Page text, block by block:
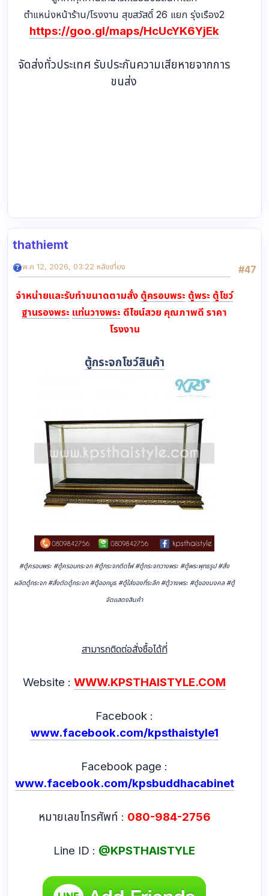
ตำแหน่งหน้าร้าน/โรงงาน สุขสวัสดิ์ 26 แยก รุ่งเรือง2
https://goo.gl/maps/HcUcYK6YjEk
จัดส่งทั่วประเทศ รับประกันความเสียหายจากการ
ขนส่ง
thathiemt
#47
พ.ค 12, 2026, 03:22 หลังเที่ยง
จำหน่ายและรับทำขนาดตามสั่ง ตู้ครอบพระ ตู้พระ ตู้โชว์
ฐานรองพระ แท่นวางพระ ดีไซน์สวย คุณภาพดี ราคา
โรงงาน
ตู้กระจกโชว์สินค้า
#ตู้ครอบพระ #ตู้ครอบกระจก #ตู้กระจกติดไฟ #ตู้กระจกวางพระ #ตู้พระพุทธรูป #สั่ง
ผลิตตู้กระจก #สั่งตัดตู้กระจก #ตู้ออกบูธ #ตู้ใส่ของที่ระลึก #ตู้วางพระ #ตู้ของมงคล #ตู้
จัดแสดงสินค้า
สามารถติดต่อสั่งซื้อได้ที่
Website : WWW.KPSTHAISTYLE.COM
Facebook :
www.facebook.com/kpsthaistyle1
Facebook page :
www.facebook.com/kpsbuddhacabinet
หมายเลขโทรศัพท์ : 080-984-2756
Line ID : @KPSTHAISTYLE